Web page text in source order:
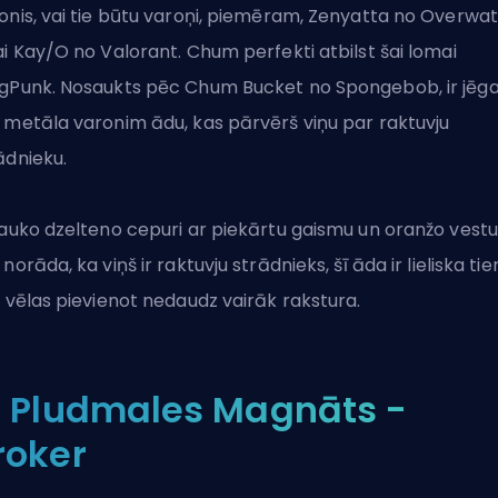
vai tie būtu varoņi, piemēram, Zenyatta no
Kay/O no Valorant. Chum perfekti atbilst šai lomai
Nosaukts pēc Chum Bucket no Spongebob, ir jēga
varonim ādu, kas pārvērš viņu par raktuvju
dzelteno cepuri ar piekārtu gaismu un oranžo
ka viņš ir raktuvju strādnieks, šī āda ir lieliska
vēlas pievienot nedaudz vairāk rakstura.
Pludmales Magnāts -